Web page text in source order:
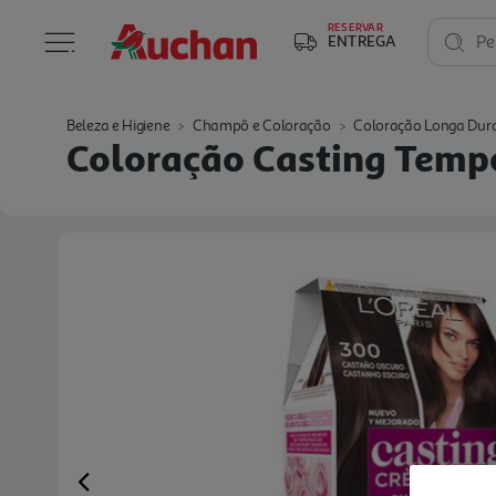
RESERVAR
ENTREGA
Beleza e Higiene Champô e Coloração Coloração Longa
Coloração Casting